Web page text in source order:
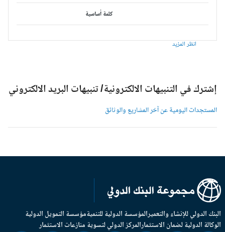
كلمة أساسية
انظر المزيد
إشترك في التنبيهات الالكترونية/ تنبيهات البريد الالكتروني
المستجدات اليومية عن آخر المشاريع والوثائق
الدولي للإنشاء والتعميرالمؤسسة الدولية للتنميةمؤسسة التمويل الدولية
الدولية لضمان الاستثمارالمركز الدولي لتسوية منازعات الاستثمار